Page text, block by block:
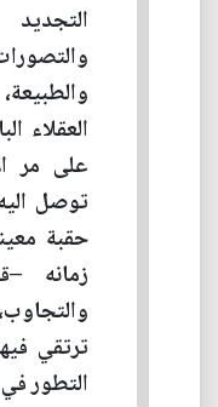
العقلاء
على مر
توصل
حقبة
زمانه
ترتقي
التطور